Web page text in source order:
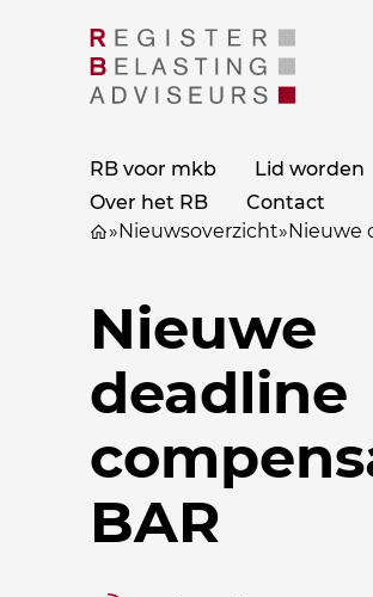
RB voor mkb Lid worden
Over het RB
Contact
»Nieuwsoverzicht»Nieuwe
Nieuwe
deadline
BAR